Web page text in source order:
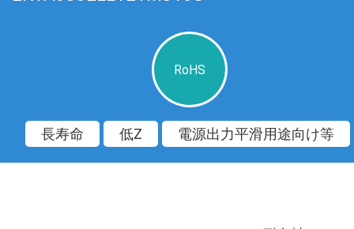
RoHS
長寿命 低Z 電源出力平滑用途向け等